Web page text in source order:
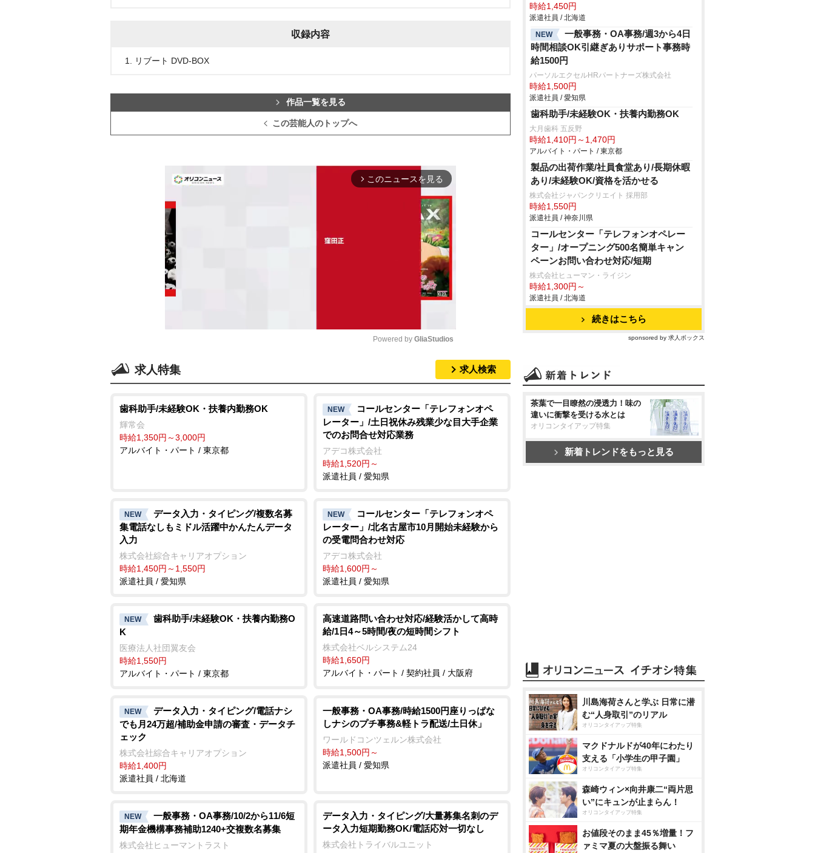
収録内容
1. リブート DVD-BOX
作品一覧を見る
この芸能人のトップへ
arrow_forward_ios このニュースを見る
t
e
Powered by GliaStudios
求人特集 求人検索
歯科助手/未経験OK・扶養内勤務OK
輝常会
時給1,350円～3,000円
アルバイト・パート / 東京都
NEW
コールセンター「テレフォンオペ
レーター」/土日祝休み残業少な目大手企業
でのお問合せ対応業務
アデコ株式会社
時給1,520円～
派遣社員 / 愛知県
NEW
データ入力・タイピング/複数名募
集電話なしもミドル活躍中かんたんデータ
入力
株式会社綜合キャリアオプション
時給1,450円～1,550円
派遣社員 / 愛知県
NEW
コールセンター「テレフォンオペ
レーター」/北名古屋市10月開始未経験から
の受電問合わせ対応
アデコ株式会社
時給1,600円～
派遣社員 / 愛知県
NEW
歯科助手/未経験OK・扶養内勤務O
K
医療法人社団翼友会
時給1,550円
アルバイト・パート / 東京都
高速道路問い合わせ対応/経験活かして高時
給/1日4～5時間/夜の短時間シフト
株式会社ベルシステム24
時給1,650円
アルバイト・パート / 契約社員 / 大阪府
NEW
データ入力・タイピング/電話ナシ
でも月24万超/補助金申請の審査・データチ
ェック
株式会社綜合キャリアオプション
時給1,400円
派遣社員 / 北海道
一般事務・OA事務/時給1500円座りっぱな
しナシのプチ事務&軽トラ配送/土日休」
ワールドコンツェルン株式会社
時給1,500円～
派遣社員 / 愛知県
NEW
一般事務・OA事務/10/2から11/6短
期年金機構事務補助1240+交複数名募集
株式会社ヒューマントラスト
データ入力・タイピング/大量募集名刺のデ
ータ入力短期勤務OK/電話応対一切なし
株式会社トライバルユニット
時給1,450円
派遣社員 / 北海道
NEW
一般事務・OA事務/週3から4日
時間相談OK引継ぎありサポート事務時
給1500円
パーソルエクセルHRパートナーズ株式会社
時給1,500円
派遣社員 / 愛知県
歯科助手/未経験OK・扶養内勤務OK
大月歯科 五反野
時給1,410円～1,470円
アルバイト・パート / 東京都
製品の出荷作業/社員食堂あり/長期休暇
あり/未経験OK/資格を活かせる
株式会社ジャパンクリエイト 採用部
時給1,550円
派遣社員 / 神奈川県
コールセンター「テレフォンオペレー
ター」/オープニング500名簡単キャン
ペーンお問い合わせ対応/短期
株式会社ヒューマン・ライジン
時給1,300円～
派遣社員 / 北海道
続きはこちら
sponsored by 求人ボックス
茶葉で一目瞭然の浸透力！味の
違いに衝撃を受ける水とは
オリコンタイアップ特集
新着トレンドをもっと見る
川島海荷さんと学ぶ 日常に潜
む“人身取引”のリアル
オリコンタイアップ特集
マクドナルドが40年にわたり
支える「小学生の甲子園」
オリコンタイアップ特集
森崎ウィン×向井康二“両片思
い”にキュンが止まらん！
オリコンタイアップ特集
お値段そのまま45％増量！フ
ァミマ夏の大盤振る舞い